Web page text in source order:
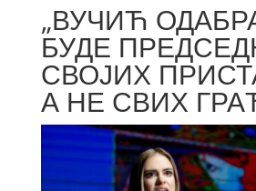
„ВУЧИЋ
БУДЕ
СВОЈИХ
А НЕ СВИХ